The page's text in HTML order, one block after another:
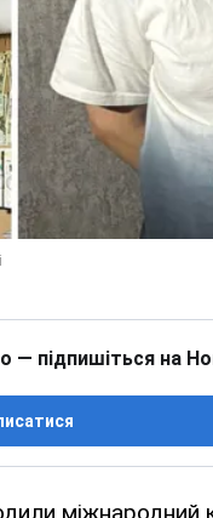
— підпишіться на